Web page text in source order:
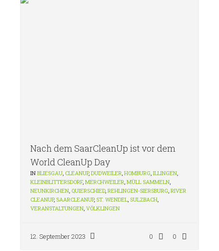
Nach dem SaarCleanUp ist vor dem
World CleanUp Day
INBLIESGAU CLEANUP,DUDWEILER ,HOMBURG ,ILLINGEN
KLEINBLITTERSDORF,MERCHWEILER ,MÜLL SAMMELN
NEUNKIRCHEN QUIERSCHIED,REHLINGEN-SIERSBURG ,RIVER
CLEANUP,SAARCLEANUP,ST. WENDEL ,SULZBACH
VERANSTALTUNGEN ,VÖLKLINGEN
0
0
12. September 2023